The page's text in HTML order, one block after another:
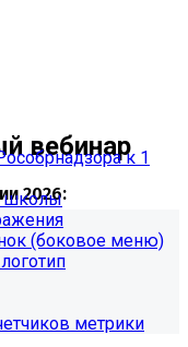
вебинар
2026:
к 1
школы
(боковое меню)
метрики